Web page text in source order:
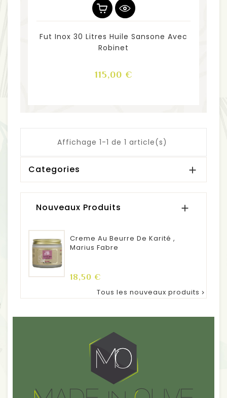
Fut Inox 30 Litres Huile Sansone Avec
Robinet
115,00 €
Affichage 1-1 de 1 article(s)
Categories 
Nouveaux Produits 
Creme Au Beurre De Karité ,
Marius Fabre
18,50 €
Tous les nouveaux produits 